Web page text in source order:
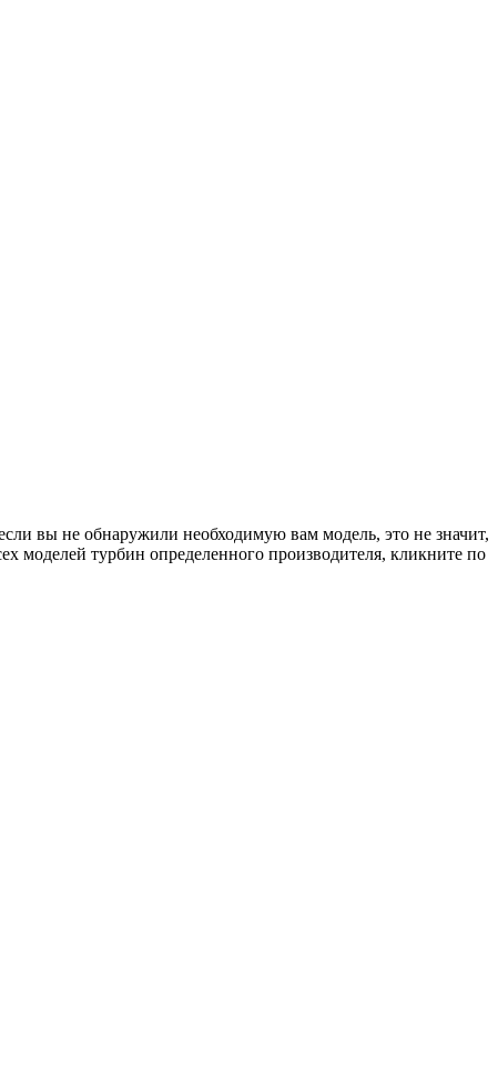
вы не обнаружили необходимую вам модель, это не значит,
моделей турбин определенного производителя, кликните по